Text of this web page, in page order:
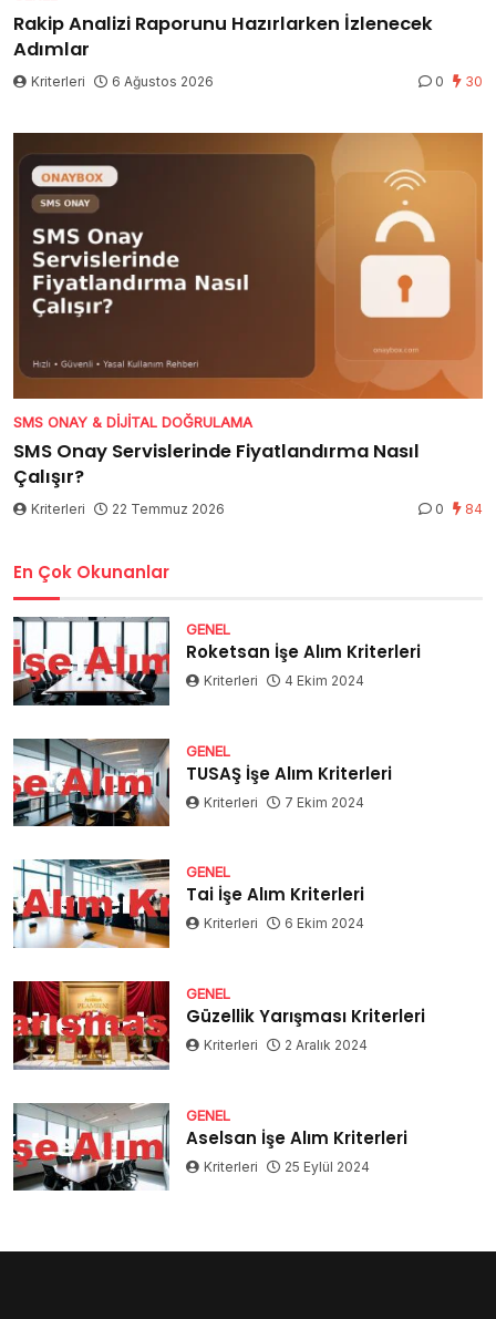
Rakip Analizi Raporunu Hazırlarken İzlenecek
Adımlar
Kriterleri 6 Ağustos 2026 0 30
SMS ONAY & DIJITAL DOĞRULAMA
SMS Onay Servislerinde Fiyatlandırma Nasıl
Çalışır?
Kriterleri 22 Temmuz 2026 0 84
En Çok Okunanlar
GENEL
Roketsan İşe Alım Kriterleri
Kriterleri 4 Ekim 2024
GENEL
TUSAŞ İşe Alım Kriterleri
Kriterleri 7 Ekim 2024
GENEL
Tai İşe Alım Kriterleri
Kriterleri 6 Ekim 2024
GENEL
Güzellik Yarışması Kriterleri
Kriterleri 2 Aralık 2024
GENEL
Aselsan İşe Alım Kriterleri
Kriterleri 25 Eylül 2024